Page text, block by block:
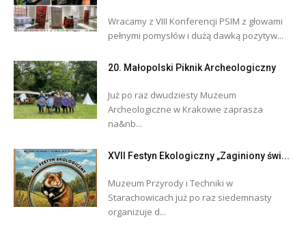
Wracamy z VIII Konferencji PSIM z głowami
pełnymi pomysłów i dużą dawką pozytyw...
20. Małopolski Piknik Archeologiczny
Już po raz dwudziesty Muzeum
Archeologiczne w Krakowie zaprasza
na&nb...
XVII Festyn Ekologiczny „Zaginiony świ...
Muzeum Przyrody i Techniki w
Starachowicach już po raz siedemnasty
organizuje d...